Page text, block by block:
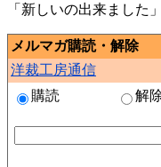
「新しいの出来ました
メルマガ購読・解除
洋裁工房通信
購読
解